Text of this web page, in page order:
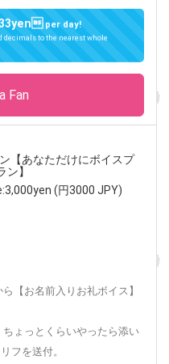
per day!
decimals to the nearest whole
Fan
【あなただけにボイスプ
ン】
(円3000 JPY)
【お名前入りお礼ボイス】
ょっとくらいやったら添い
フを送付。